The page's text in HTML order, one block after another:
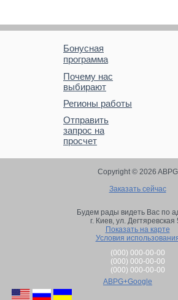
Бонусная
программа
Почему нас
выбирают
Регионы работы
Отправить
запрос на
просчет
Copyright © 2026 ABPG
Заказать сейчас
Будем рады видеть Вас по
г. Киев, ул. Дегтяревская
Показать на карте
Условия
(000) 000-00-00
(000) 000-00-00
(000) 000-00-00
ABPG+Google